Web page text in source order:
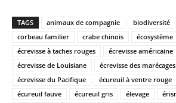
TAGS animaux de compagnie biodiversité
corbeau familier
crabe chinois
écosystème
écrevisse à taches rouges
écrevisse américaine
écrevisse de Louisiane
écrevisse des marécages
écrevisse du Pacifique
écureuil à ventre rouge
écureuil fauve
écureuil gris élevage